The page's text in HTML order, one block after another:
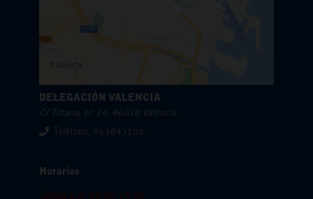
DELEGACIÓN VALENCIA
C/ Totana, nº 14. 46018 Valencia.
Teléfono: 963843200.
Horarios